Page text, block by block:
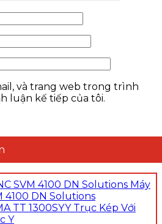
và trang web trong trình
luận kế tiếp của tôi.
Máy
4100 DN Solutions